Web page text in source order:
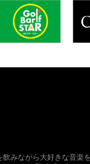
みながら大好きな音楽